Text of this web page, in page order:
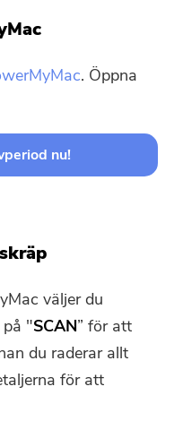
. Öppna
nu!
väljer du
"SCAN” för att
du raderar allt
för att